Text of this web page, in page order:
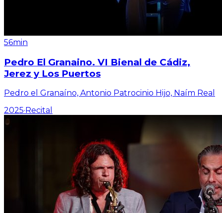
56min
Pedro El Granaino. VI Bienal de Cádiz,
Jerez y Los Puertos
Pedro el Granaíno, Antonio Patrocinio Hijo, Naím Real
2025· Recital